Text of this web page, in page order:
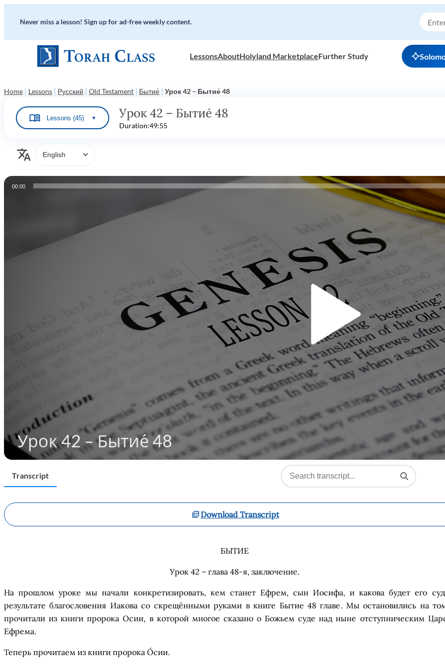
Never miss a lesson! Sign up for ad-free weekly content.
LessonsAboutHolyland MarketplaceFurther Study
Home | Lessons | Русский | Old Testament | Бытие́ | Урок 42 – Бытие́ 48
Lessons (45) ▼ Урок 42 – Бытие́ 48
Duration:49:55
Audio00:00
Урок 42 – Бытие́ 48
Transcript
Download Transcript
БЫТИЕ
Урок 42 – глава 48-я, заключение.
На прошлом урокемы начали конкретизировать, кем станет Ефрем, сын Иосифа, и какова будет его
результатеблагословения Иаковасо скрещённымируками вкниге Бытие 48 главе. Мыостановились нато
прочитали из книги пророкаОсии, в которой многое сказано о Божьем суде над ныне отступническим
Ефрема.
Теперь прочитаем из книги пророка О́сии.